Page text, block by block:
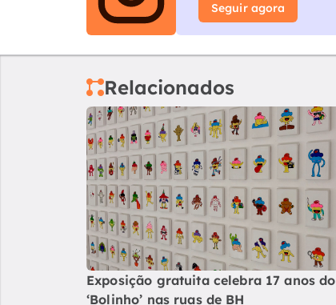
Seguir agora
Relacionados
Exposição gratuita celebra 17 anos do
‘Bolinho’ nas ruas de BH